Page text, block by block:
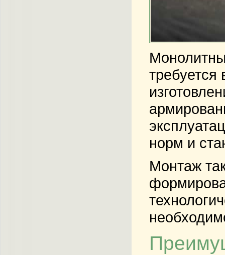
требуется
норм и
Монтаж